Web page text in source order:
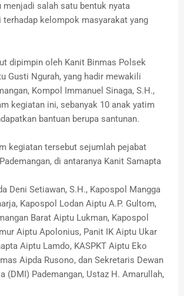
menjadi salah satu bentuk nyata
terhadap kelompok masyarakat yang
dipimpin oleh Kanit Binmas Polsek
Gusti Ngurah, yang hadir mewakili
Kompol Immanuel Sinaga, S.H.,
kegiatan ini, sebanyak 10 anak yatim
bantuan berupa santunan.
kegiatan tersebut sejumlah pejabat
di antaranya Kanit Samapta
Deni Setiawan, S.H., Kapospol Mangga
Kapospol Lodan Aiptu A.P. Gultom,
Barat Aiptu Lukman, Kapospol
Aiptu Apolonius, Panit IK Aiptu Ukar
Aiptu Lamdo, KASPKT Aiptu Eko
Aipda Rusono, dan Sekretaris Dewan
(DMI) Pademangan, Ustaz H. Amarullah,